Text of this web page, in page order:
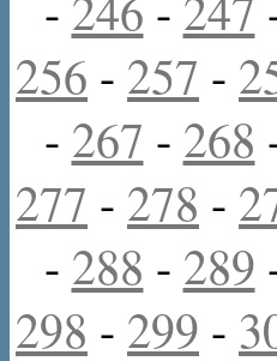
256 - 257 -
- 267 - 268
277 - 278 -
- 288 - 289
298 - 299 -